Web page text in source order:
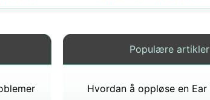
Populære artikler